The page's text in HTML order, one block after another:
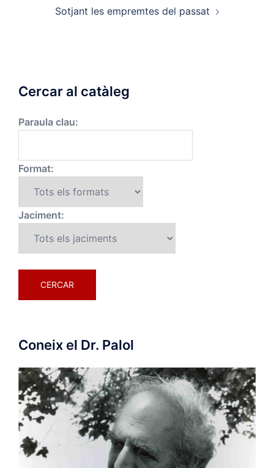
Sotjant les empremtes del passat
Cercar al catàleg
Paraula clau:
Format:
Jaciment:
Coneix el Dr. Palol